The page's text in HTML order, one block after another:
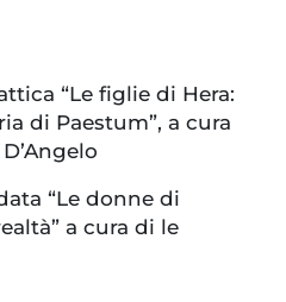
“Le figlie di Hera:
di Paestum”, a cura
“Le donne di
a cura di le